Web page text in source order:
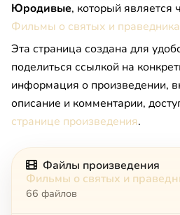
Юpoдивые, который является
Фильмы о святых и
Эта страница создана для
поделиться ссылкой на
информация о произведении,
описание и комментарии,
странице произведения.
Файлы произведения
Фильмы о святых и
66 файлов